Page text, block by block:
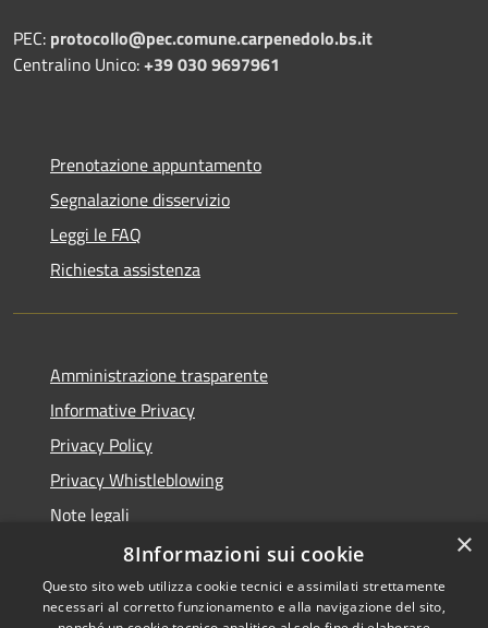
PEC: protocollo@pec.comune.carpenedolo.bs.it
Centralino Unico:+39 030 9697961
Prenotazione appuntamento
Segnalazione disservizio
Leggi le FAQ
Richiesta assistenza
Amministrazione trasparente
Informative Privacy
Privacy Policy
Privacy Whistleblowing
Note legali
Dichiarazione di accessibilità
×
8Informazioni sui cookie
Questo sito web utilizza cookie tecnici e assimilati strettamente
necessari al corretto funzionamento e alla navigazione del sito,